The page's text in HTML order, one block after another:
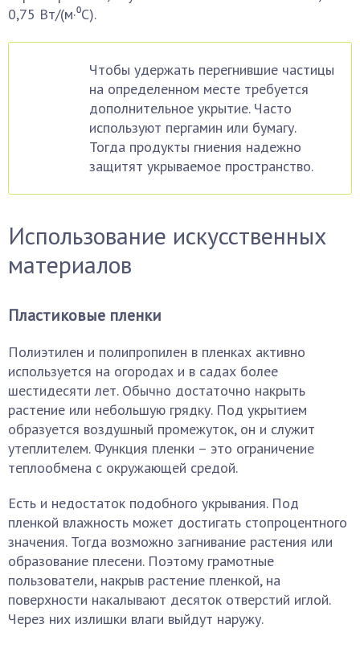
0,75 Вт/(м·⁰С).
Чтобы удержать перегнившие частицы
на определенном месте требуется
дополнительное укрытие. Часто
используют пергамин или бумагу.
Тогда продукты гниения надежно
защитят укрываемое пространство.
Использование искусственных
материалов
Пластиковые пленки
Полиэтилен и полипропилен в пленках активно
используется на огородах и в садах более
шестидесяти лет. Обычно достаточно накрыть
растение или небольшую грядку. Под укрытием
образуется воздушный промежуток, он и служит
утеплителем. Функция пленки – это ограничение
теплообмена с окружающей средой.
Есть и недостаток подобного укрывания. Под
пленкой влажность может достигать стопроцентного
значения. Тогда возможно загнивание растения или
образование плесени. Поэтому грамотные
пользователи, накрыв растение пленкой, на
поверхности накалывают десяток отверстий иглой.
Через них излишки влаги выйдут наружу.